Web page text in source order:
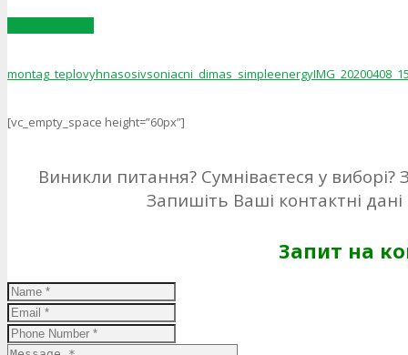
montag_teplovyhnasosivsoniacni_dimas_simpleenergy
[vc_empty_space height=”60px”]
Виникли питання? Сумніваєтеся у
Запишіть Ваші контактні
Запит на